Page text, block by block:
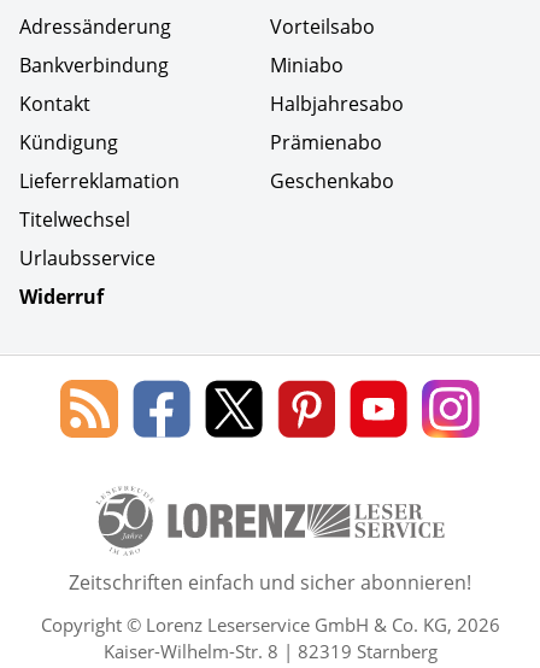
Adressänderung
Bankverbindung
Kontakt
Kündigung
Lieferreklamation
Titelwechsel
Urlaubsservice
Widerruf
Vorteilsabo
Miniabo
Halbjahresabo
Prämienabo
Geschenkabo
Social Media
Blog
des
Leserservice
Lorenz
Leserservice
Lorenz
Leserservice
Lorenz
Leserservice
Lorenz
Leserservice
Lorenz
50 Lesefreude im Abo Jahre
Zeitschriften einfach und sicher abonnieren!
Copyright © Lorenz Leserservice GmbH & Co. KG, 2026
Kaiser-Wilhelm-Str. 8 | 82319 Starnberg